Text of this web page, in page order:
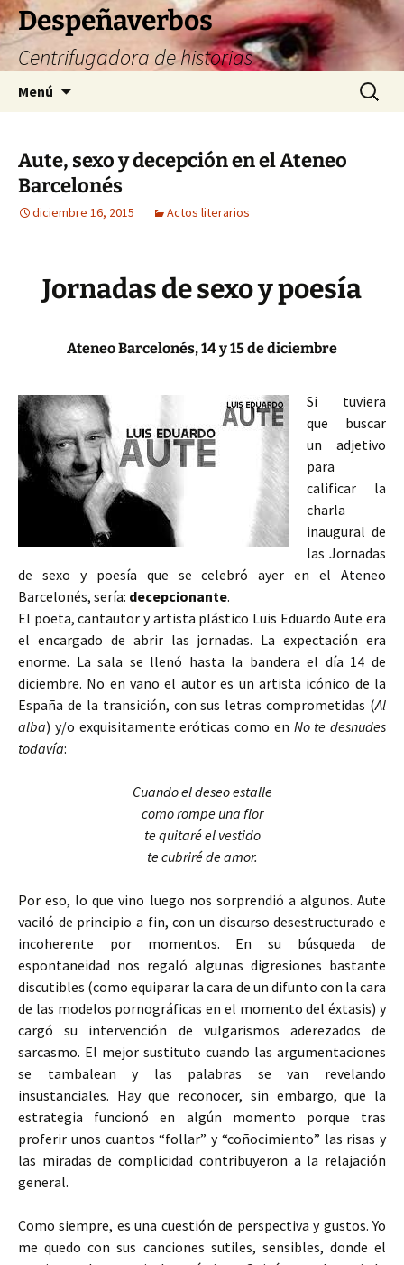
Saltar
al
contenido
Despeñaverbos
Centrifugadora de historias
Menú Buscar:
Aute, sexo y decepción en el Ateneo
Barcelonés
diciembre 16, 2015 Actos literarios
Jornadas de sexo y poesía
Ateneo Barcelonés, 14 y 15 de diciembre
Si tuviera
que buscar
un adjetivo
para
calificar la
charla
inaugural de
las Jornadas
de sexo y poesía que se celebró ayer en el Ateneo
Barcelonés, sería: decepcionante.
El poeta, cantautor y artista plástico Luis Eduardo Aute era
el encargado de abrir las jornadas. La expectación era
enorme. La sala se llenó hasta la bandera el día 14 de
diciembre. No en vano el autor es un artista icónico de la
España de la transición, con sus letras comprometidas (Al
alba) y/o exquisitamente eróticas como en No te desnudes
todavía:
Cuando el deseo estalle
como rompe una flor
te quitaré el vestido
te cubriré de amor.
Por eso, lo que vino luego nos sorprendió a algunos. Aute
vaciló de principio a fin, con un discurso desestructurado e
incoherente por momentos. En su búsqueda de
espontaneidad nos regaló algunas digresiones bastante
discutibles (como equiparar la cara de un difunto con la cara
de las modelos pornográficas en el momento del éxtasis) y
cargó su intervención de vulgarismos aderezados de
sarcasmo. El mejor sustituto cuando las argumentaciones
se tambalean y las palabras se van revelando
insustanciales. Hay que reconocer, sin embargo, que la
estrategia funcionó en algún momento porque tras
proferir unos cuantos “follar” y “coñocimiento” las risas y
las miradas de complicidad contribuyeron a la relajación
general.
Como siempre, es una cuestión de perspectiva y gustos. Yo
me quedo con sus canciones sutiles, sensibles, donde el